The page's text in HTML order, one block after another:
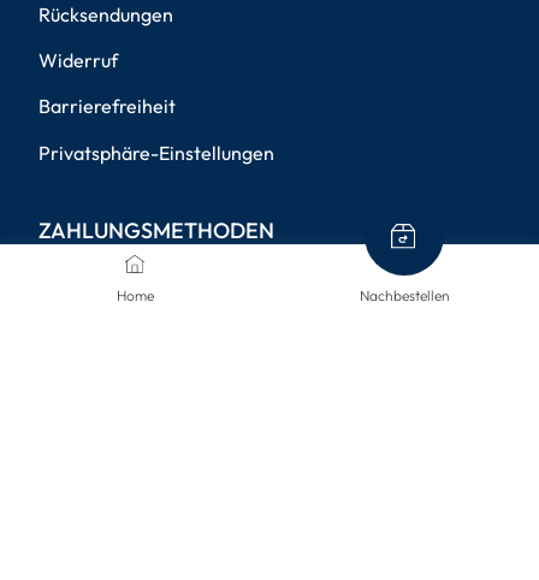
Home Nachbestellen
Rücksendungen
Widerruf
Barrierefreiheit
Privatsphäre-Einstellungen
ZAHLUNGSMETHODEN